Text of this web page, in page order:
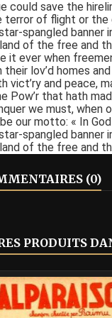
could save the
terror of flight or the
spangled banner
land of the free and
it ever when
lov’d homes
vict’ry and peace,
Pow’r that hath
we must, when
our motto: « In
spangled banner
land of the free and
(0)
PRODUITS